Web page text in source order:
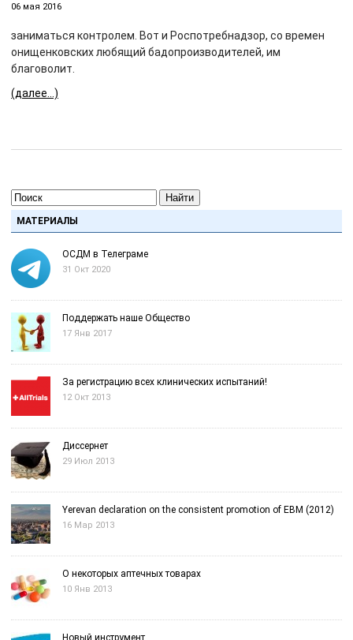
06 мая 2016
заниматься контролем. Вот и Роспотребнадзор, со времен
онищенковских любящий бадопроизводителей, им
благоволит.
(далее…)
Найти
МАТЕРИАЛЫ
ОСДМ в Телеграме
31 Окт 2020
Поддержать наше Общество
17 Янв 2017
За регистрацию всех клинических испытаний!
12 Окт 2013
Диссернет
29 Июл 2013
Yerevan declaration on the consistent promotion of EBM (2012)
16 Мар 2013
О некоторых аптечных товарах
10 Янв 2013
Новый инструмент